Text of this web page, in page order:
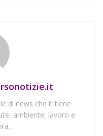
di news che ti tiene
ambiente, lavoro e